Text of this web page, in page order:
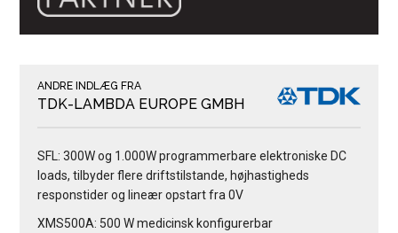
ANDRE INDLÆG FRA
TDK-LAMBDA EUROPE GMBH
SFL: 300W og 1.000W programmerbare elektroniske DC
loads, tilbyder flere driftstilstande, højhastigheds
responstider og lineær opstart fra 0V
XMS500A: 500 W medicinsk konfigurerbar